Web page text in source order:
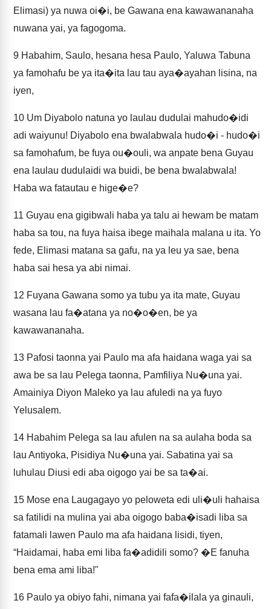
Elimasi) ya nuwa oi�i, be Gawana ena kawawananaha
nuwana yai, ya fagogoma.
9 Habahim, Saulo, hesana hesa Paulo, Yaluwa Tabuna
ya famohafu be ya ita�ita lau tau aya�ayahan lisina, na
iyen,
10 Um Diyabolo natuna yo laulau dudulai mahudo�idi
adi waiyunu! Diyabolo ena bwalabwala hudo�i - hudo�i
sa famohafum, be fuya ou�ouli, wa anpate bena Guyau
ena laulau dudulaidi wa buidi, be bena bwalabwala!
Haba wa fatautau e hige�e?
11 Guyau ena gigibwali haba ya talu ai hewam be matam
haba sa tou, na fuya haisa ibege maihala malana u ita. Yo
fede, Elimasi matana sa gafu, na ya leu ya sae, bena
haba sai hesa ya abi nimai.
12 Fuyana Gawana somo ya tubu ya ita mate, Guyau
wasana lau fa�atana ya no�o�en, be ya
kawawananaha.
13 Pafosi taonna yai Paulo ma afa haidana waga yai sa
awa be sa lau Pelega taonna, Pamfiliya Nu�una yai.
Amainiya Diyon Maleko ya lau afuledi na ya fuyo
Yelusalem.
14 Habahim Pelega sa lau afulen na sa aulaha boda sa
lau Antiyoka, Pisidiya Nu�una yai. Sabatina yai sa
luhulau Diusi edi aba oigogo yai be sa ta�ai.
15 Mose ena Laugagayo yo peloweta edi uli�uli hahaisa
sa fatilidi na mulina yai aba oigogo baba�isadi liba sa
fatamali lawen Paulo ma afa haidana lisidi, tiyen,
“Haidamai, haba emi liba fa�adidili somo? �E fanuha
bena ema ami liba!"
16 Paulo ya obiyo fahi, nimana yai fafa�ilala ya ginauli,